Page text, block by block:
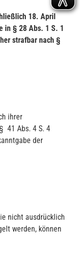
18. April
in § 28 Abs. 1 S. 1
strafbar nach §
ihrer
41 Abs. 4 S. 4
der
nicht ausdrücklich
werden, können